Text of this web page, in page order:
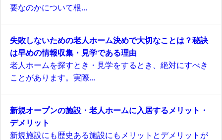
要なのかについて根...
失敗しないための老人ホーム決めで大切なことは？秘訣
は早めの情報収集・見学である理由
老人ホームを探すとき・見学をするとき、絶対にすべき
ことがあります。実際...
新規オープンの施設・老人ホームに入居するメリット・
デメリット
新規施設にも歴史ある施設にもメリットとデメリットが